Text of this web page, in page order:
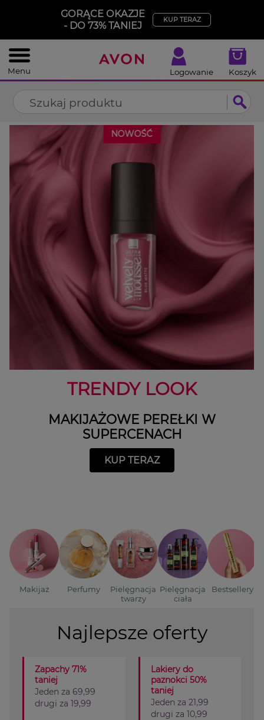
GORĄCE OKAZJE
- DO 73% TANIEJ
KUP TERAZ
Menu Logowanie Koszyk
ZAPACHY
DO 28% TANIEJ
POZNAJ RÓŻNE ODSŁONY RÓŻ
KUP TERAZ
Makijaż Perfumy
Pielęgnacja
twarzy
Pielęgnacja
ciała
Bestsellery
Najlepsze oferty
Zapachy 71%
taniej
Jeden za 69,99
drugi za 19,99
Lakiery do
paznokci 50%
taniej
Jeden za 21,99
drugi za 10,99
ZAMKNIJ